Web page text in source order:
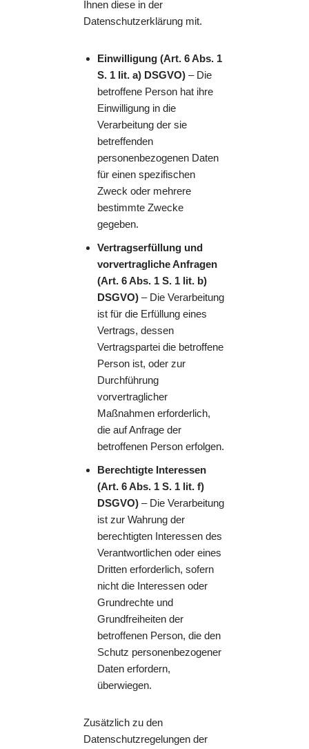
Ihnen diese in der
Datenschutzerklärung mit.
Einwilligung (Art. 6 Abs. 1
S. 1 lit. a) DSGVO) – Die
betroffene Person hat ihre
Einwilligung in die
Verarbeitung der sie
betreffenden
personenbezogenen Daten
für einen spezifischen
Zweck oder mehrere
bestimmte Zwecke
gegeben.
Vertragserfüllung und
vorvertragliche Anfragen
(Art. 6 Abs. 1 S. 1 lit. b)
DSGVO) – Die Verarbeitung
ist für die Erfüllung eines
Vertrags, dessen
Vertragspartei die betroffene
Person ist, oder zur
Durchführung
vorvertraglicher
Maßnahmen erforderlich,
die auf Anfrage der
betroffenen Person erfolgen.
Berechtigte Interessen
(Art. 6 Abs. 1 S. 1 lit. f)
DSGVO) – Die Verarbeitung
ist zur Wahrung der
berechtigten Interessen des
Verantwortlichen oder eines
Dritten erforderlich, sofern
nicht die Interessen oder
Grundrechte und
Grundfreiheiten der
betroffenen Person, die den
Schutz personenbezogener
Daten erfordern,
überwiegen.
Zusätzlich zu den
Datenschutzregelungen der